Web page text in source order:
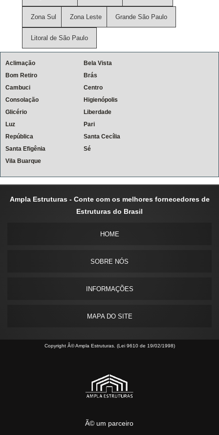
Zona Sul Zona Leste Grande São Paulo
Litoral de São Paulo
Aclimação
Bela Vista
Bom Retiro
Brás
Cambuci
Centro
Consolação
Higienópolis
Glicério
Liberdade
Luz
Pari
República
Santa Cecília
Santa Efigênia
Sé
Vila Buarque
Ampla Estruturas - Conte com os melhores fornecedores de
Estruturas do Brasil
HOME
SOBRE NÓS
INFORMAÇÕES
MAPA DO SITE
Copyright Â© Ampla Estruturas. (Lei 9610 de 19/02/1998)
Ã© um parceiro